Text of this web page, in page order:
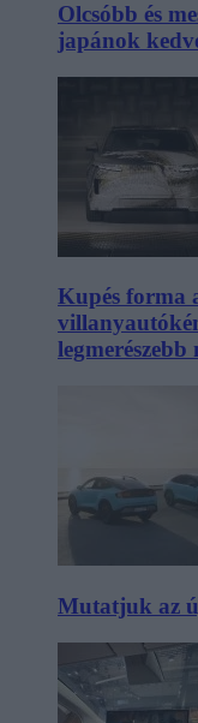
Olcsóbb és
japánok
Kupés forma
legmerészebb
Mutatjuk az